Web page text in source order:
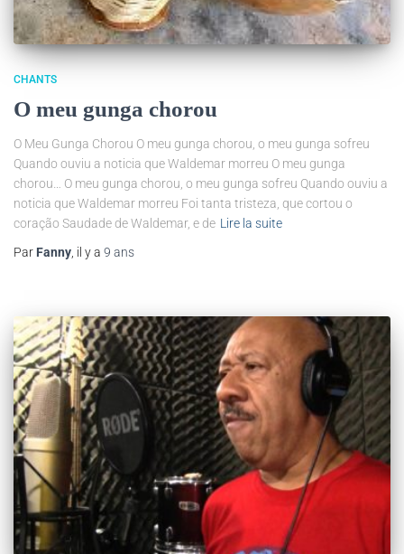
CHANTS
O meu gunga chorou
O Meu Gunga Chorou O meu gunga chorou, o meu gunga sofreu
Quando ouviu a noticia que Waldemar morreu O meu gunga
chorou… O meu gunga chorou, o meu gunga sofreu Quando ouviu a
noticia que Waldemar morreu Foi tanta tristeza, que cortou o
coração Saudade de Waldemar, e de Lire la suite
Par Fanny , il y a 9 ans